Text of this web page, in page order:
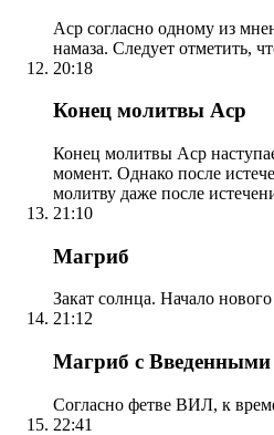
Аср согласно одному из
намаза. Следует отметить,
20:18
Конец молитвы Аср
Конец молитвы Аср
момент. Однако после
молитву даже после
21:10
Магриб
Закат солнца. Начало
21:12
Магриб с
Согласно фетве ВИЛ, к
22:41